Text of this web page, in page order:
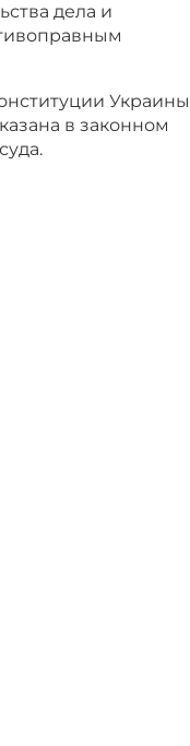
дела и
Украины
в законном